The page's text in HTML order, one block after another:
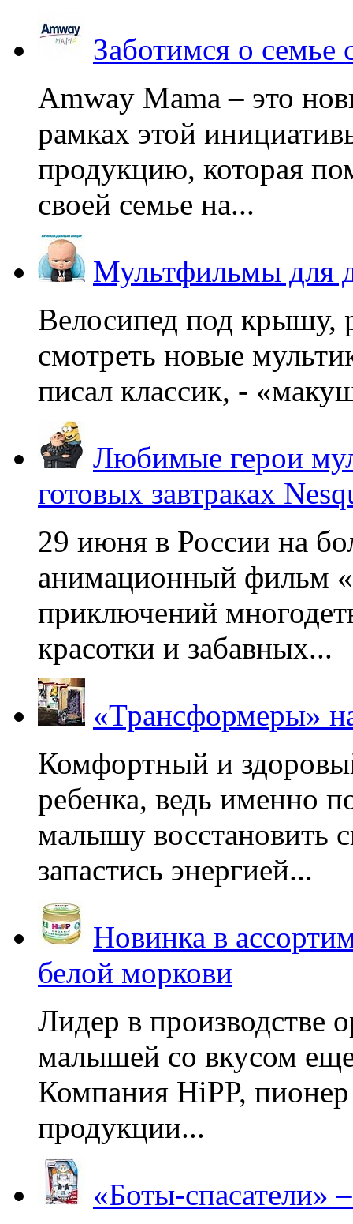
Заботимся о
Amway Mama – это
рамках этой
продукцию, которая
своей семье на...
Мультфильмы для
Велосипед под крышу,
смотреть новые
писал классик, -
Любимые герои
готовых завтраках
29 июня в России на
анимационный фильм
приключений
красотки и забавных...
«Трансформеры»
Комфортный и
ребенка, ведь именно
малышу восстановить
запастись энергией...
Новинка в
белой моркови
Лидер в производстве
малышей со вкусом
Компания HiPP, пионер
продукции...
«Боты-спасатели»